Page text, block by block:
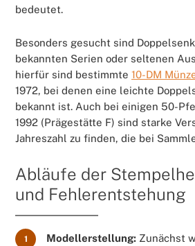
bedeutet.
Besonders gesucht sind
bekannten Serien oder seltenen
hierfür sind bestimmte 10-DM
1972, bei denen eine leichte
bekannt ist. Auch bei einigen 50-
1992 (Prägestätte F) sind starke
Jahreszahl zu finden, die bei
Abläufe der
und Fehlerentstehung
1 Modellerstellung: Zunächst